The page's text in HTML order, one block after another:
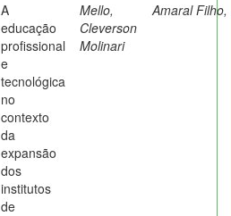
A
educação
profissional
e
tecnológica
no
contexto
da
expansão
dos
institutos
de
Mello,
Cleverson
Molinari
Amaral